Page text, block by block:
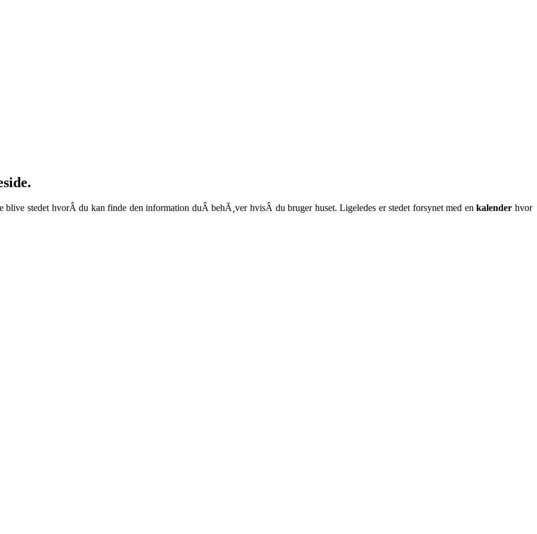
blive stedet hvorÂ du kan finde den information duÂ behÃ¸ver hvisÂ du bruger huset. Ligeledes er stedet forsynet med enkalender hvor